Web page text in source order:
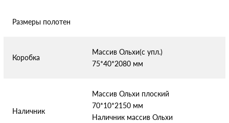
Размеры полотен
Коробка
Массив Ольхи(с упл.)
75*40*2080 мм
Наличник
Массив Ольхи плоский
70*10*2150 мм
Наличник массив Ольхи